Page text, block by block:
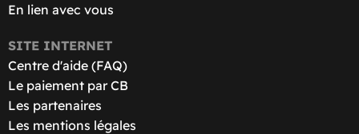
En lien avec vous
SITE INTERNET
Centre d'aide (FAQ)
Le paiement par CB
Les partenaires
Les mentions légales